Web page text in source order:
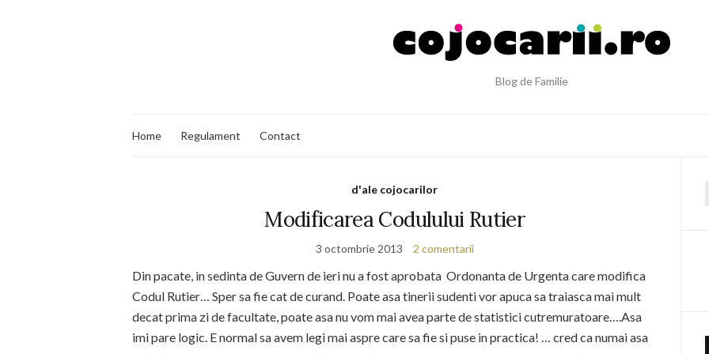
Blog de Familie
Home Regulament Contact
d'ale cojocarilor
Modificarea Codulului Rutier
3 octombrie 2013 2 comentarii
Din pacate, in sedinta de Guvern de ieri nu a fost aprobata Ordonanta de Urgenta care modifica
Codul Rutier… Sper sa fie cat de curand. Poate asa tinerii sudenti vor apuca sa traiasca mai mult
decat prima zi de facultate, poate asa nu vom mai avea parte de statistici cutremuratoare….Asa
imi pare logic. E normal sa avem legi mai aspre care sa fie si puse in practica! … cred ca numai asa